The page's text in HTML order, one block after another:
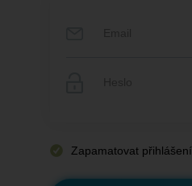
Zapamatovat přihlášení